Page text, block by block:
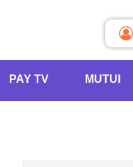
PAY TV MUTUI